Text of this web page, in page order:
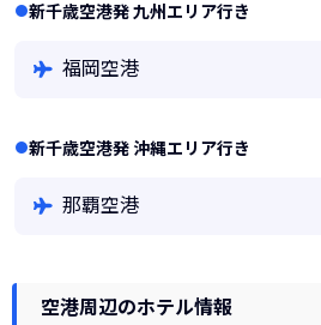
新千歳空港発 九州エリア行き
福岡空港
新千歳空港発 沖縄エリア行き
那覇空港
空港周辺のホテル情報